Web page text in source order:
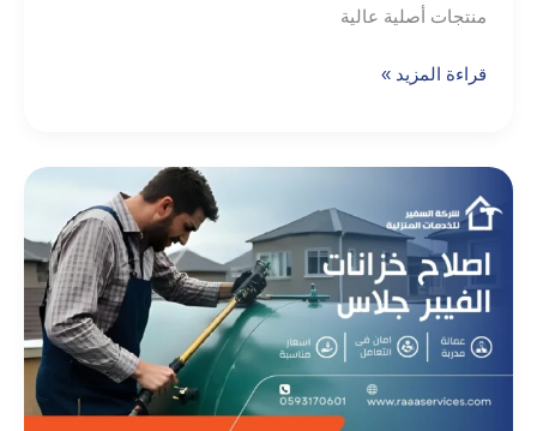
منتجات أصلية عالية
قراءة المزيد »
خزانات
الفيبر
جلاس